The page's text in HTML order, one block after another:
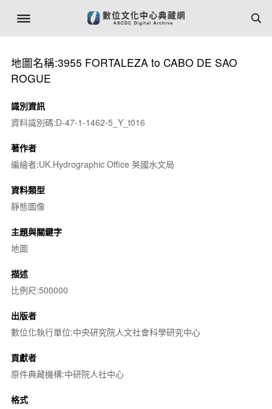
地圖名稱:3955 FORTALEZA to CABO DE SAO
ROGUE
識別資訊
資料識別碼:D-47-1-1462-5_Y_t016
著作者
編繪者:UK.Hydrographic Office 英國水文局
資料類型
靜態圖像
主題與關鍵字
地圖
描述
比例尺:500000
出版者
數位化執行單位:中央研究院人文社會科學研究中心
貢獻者
原件典藏機構:中研院人社中心
格式